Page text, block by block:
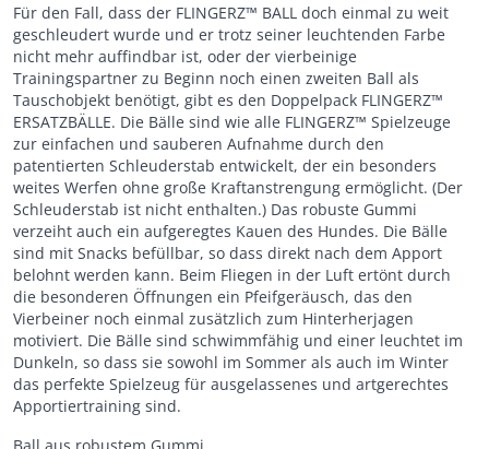
Für den Fall, dass der FLINGERZ™ BALL doch einmal zu weit
geschleudert wurde und er trotz seiner leuchtenden Farbe
nicht mehr auffindbar ist, oder der vierbeinige
Trainingspartner zu Beginn noch einen zweiten Ball als
Tauschobjekt benötigt, gibt es den Doppelpack FLINGERZ™
ERSATZBÄLLE. Die Bälle sind wie alle FLINGERZ™ Spielzeuge
zur einfachen und sauberen Aufnahme durch den
patentierten Schleuderstab entwickelt, der ein besonders
weites Werfen ohne große Kraftanstrengung ermöglicht. (Der
Schleuderstab ist nicht enthalten.) Das robuste Gummi
verzeiht auch ein aufgeregtes Kauen des Hundes. Die Bälle
sind mit Snacks befüllbar, so dass direkt nach dem Apport
belohnt werden kann. Beim Fliegen in der Luft ertönt durch
die besonderen Öffnungen ein Pfeifgeräusch, das den
Vierbeiner noch einmal zusätzlich zum Hinterherjagen
motiviert. Die Bälle sind schwimmfähig und einer leuchtet im
Dunkeln, so dass sie sowohl im Sommer als auch im Winter
das perfekte Spielzeug für ausgelassenes und artgerechtes
Apportiertraining sind.